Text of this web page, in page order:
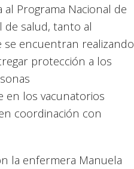
al Programa Nacional de
de salud, tanto al
se encuentran realizando
protección a los
en los vacunatorios
coordinación con
la enfermera Manuela